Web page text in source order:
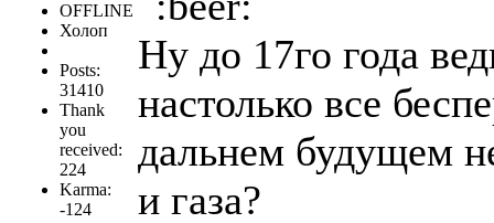
OFFLINE
Холоп
Posts:
31410
Thank
you
received:
224
Karma:
-124
Ну до 17го года
настолько все
дальнем будущем
и газа?